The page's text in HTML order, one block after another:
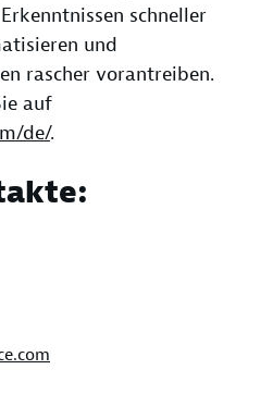
schneller
und
rascher vorantreiben.
auf
de/.